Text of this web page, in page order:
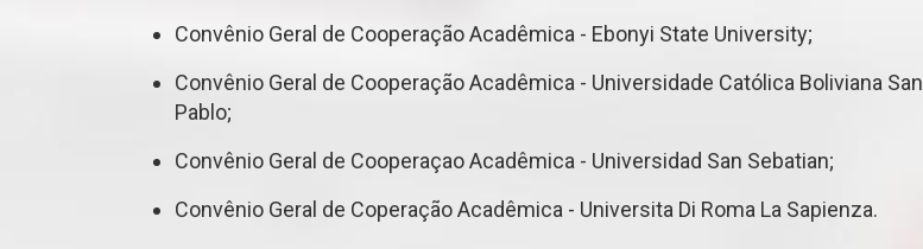
Convênio Geral de Cooperação Acadêmica - Ebonyi State University;
Convênio Geral de Cooperação Acadêmica - Universidade Católica Boliviana San
Pablo;
Convênio Geral de Cooperaçao Acadêmica - Universidad San Sebatian;
Convênio Geral de Coperação Acadêmica - Universita Di Roma La Sapienza.